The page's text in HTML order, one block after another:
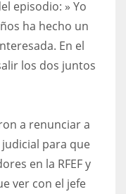
episodio: » Yo
ha hecho un
En el
los dos juntos
a renunciar a
para que
en la RFEF y
ver con el jefe